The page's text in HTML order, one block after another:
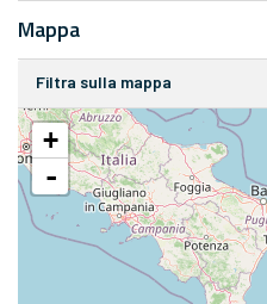
Mappa
Filtra sulla mappa
+
-